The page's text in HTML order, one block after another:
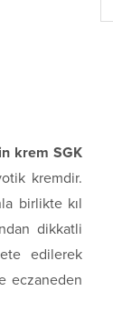
krem SGK
kremdir.
birlikte kıl
dikkatli
edilerek
eczaneden